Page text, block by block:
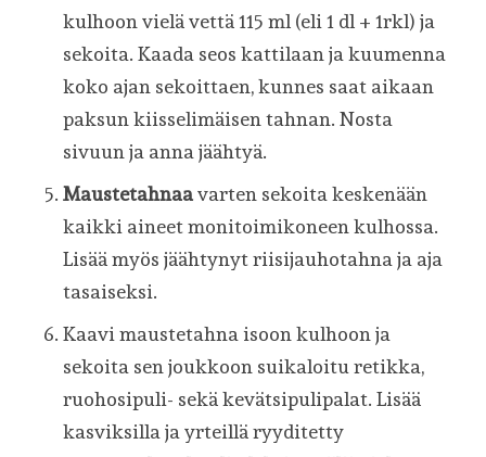
kulhoon vielä vettä 115 ml (eli 1 dl + 1rkl) ja
sekoita. Kaada seos kattilaan ja kuumenna
koko ajan sekoittaen, kunnes saat aikaan
paksun kiisselimäisen tahnan. Nosta
sivuun ja anna jäähtyä.
Maustetahnaavarten sekoita keskenään
kaikki aineet monitoimikoneen kulhossa.
Lisää myös jäähtynyt riisijauhotahna ja aja
tasaiseksi.
Kaavi maustetahna isoon kulhoon ja
sekoita sen joukkoon suikaloitu retikka,
ruohosipuli- sekä kevätsipulipalat. Lisää
kasviksilla ja yrteillä ryyditetty